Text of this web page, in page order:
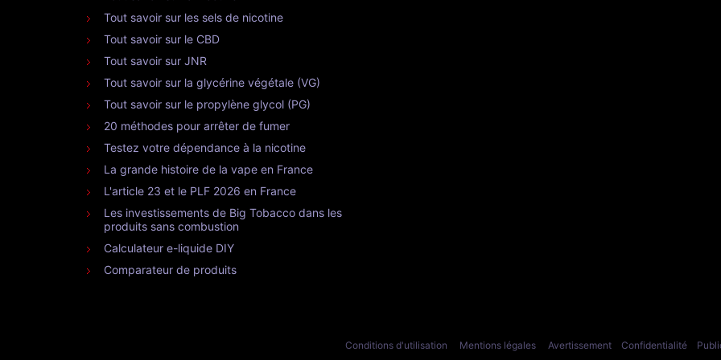
Tout savoir sur les sels de nicotine
Tout savoir sur le CBD
Tout savoir sur JNR
Tout savoir sur la glycérine végétale (VG)
Tout savoir sur le propylène glycol (PG)
20 méthodes pour arrêter de fumer
Testez votre dépendance à la nicotine
La grande histoire de la vape en France
L'article 23 et le PLF 2026 en France
Les investissements de Big Tobacco dans les
produits sans combustion
Calculateur e-liquide DIY
Comparateur de produits
Conditions d'utilisation Mentions légales Avertissement Confidentialité